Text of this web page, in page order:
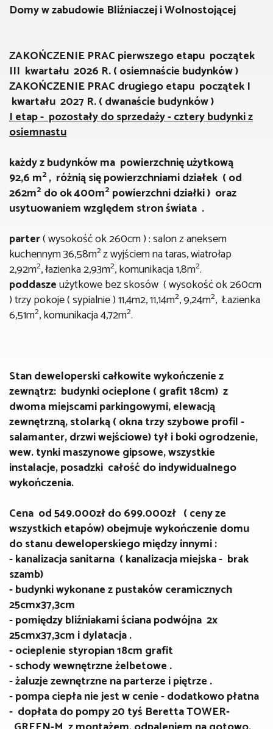
Domy w zabudowie Bliźniaczej i Wolnostojącej
ZAKOŃCZENIE PRAC pierwszego etapu początek
III kwartału 2026 R. ( osiemnaście budynków )
ZAKOŃCZENIE PRAC drugiego etapu początek I
kwartału 2027 R. ( dwanaście budynków )
I etap - pozostały do sprzedaży - cztery budynki z
osiemnastu
każdy z budynków ma powierzchnię użytkową
92,6 m2, różnią się powierzchniami działek ( od
262m2 do ok 400m2 powierzchni działki ) oraz
usytuowaniem względem stron świata .
parter( wysokość ok 260cm ) : salon z aneksem
kuchennym 36,58m2z wyjściem na taras, wiatrołap
2,92m2, łazienka 2,93m2, komunikacja 1,8m2.
poddaszeużytkowe bez skosów ( wysokość ok 260cm
) trzy pokoje ( sypialnie ) 11,4m2, 11,14m2, 9,24m2, Łazienka
6,51m2, komunikacja 4,72m2.
Stan deweloperski całkowite wykończenie z
zewnątrz: budynkiocieplone ( grafit 18cm) z
dwoma miejscami parkingowymi, elewacją
zewnętrzną, stolarką ( okna trzy szybowe profil -
salamanter, drzwi wejściowe) tył i boki ogrodzenie,
wew. tynki maszynowe gipsowe, wszystkie
instalacje, posadzki całość do indywidualnego
wykończenia.
Cena od 549.000zł do 699.000zł ( ceny ze
wszystkich etapów) obejmuje wykończenie domu
do stanu deweloperskiego między innymi :
- kanalizacja sanitarna ( kanalizacja miejska - brak
szamb)
- budynki wykonane z pustaków ceramicznych
25cmx37,3cm
- pomiędzy bliźniakami ściana podwójna 2x
25cmx37,3cm i dylatacja .
- ocieplenie styropian 18cm grafit
- schody wewnętrzne żelbetowe .
- żaluzje zewnętrzne na parterze i piętrze .
- pompa ciepła nie jest w cenie - dodatkowo płatna
- dopłata do pompy 20 tyś Beretta TOWER-